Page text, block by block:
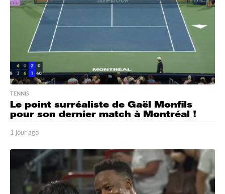
TENNIS
Le point surréaliste de Gaël Monfils
pour son dernier match à Montréal !
1 jour ago
o
u
g